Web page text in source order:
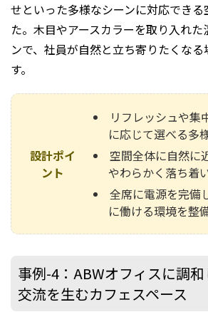
せといった多様なシーンに対応できる
た。木目やアースカラーを取り入れ
ンで、社員が自然と立ち寄りたくな
す。
設計ポイ
ント
リフレッシュや集
に応じて選べる多
空間全体に自然に
やわらかく落ち着
全席に電源を完備
に働ける環境を整
事例-4：ABWオフィスに調
交流を生むカフェスペース